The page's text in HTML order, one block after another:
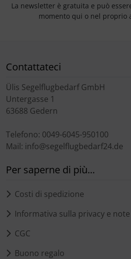
La newsletter è gratuita e può
momento qui o nel proprio
Contattateci
Ülis Segelflugbedarf GmbH
Untergasse 1
63688 Gedern
Telefono: 0049-6045-950100
Mail: info@segelflugbedarf24.de
Per saperne di più...
Costi di spedizione
Informativa sulla privacy e note
CGC
Buono regalo